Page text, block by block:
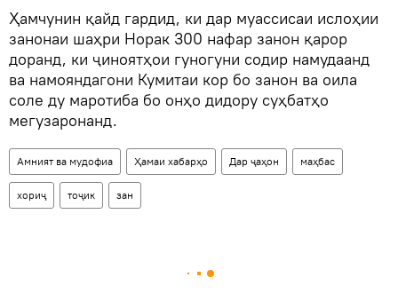
Ҳамчунин қайд гардид, ки дар муассисаи ислоҳии
занонаи шаҳри Норак 300 нафар занон қарор
доранд, ки ҷиноятҳои гуногуни содир намудаанд
ва намояндагони Кумитаи кор бо занон ва оила
соле ду маротиба бо онҳо дидору суҳбатҳо
мегузаронанд.
Амният ва мудофиа Ҳамаи хабарҳо Дар ҷаҳон маҳбас
хориҷ тоҷик зан